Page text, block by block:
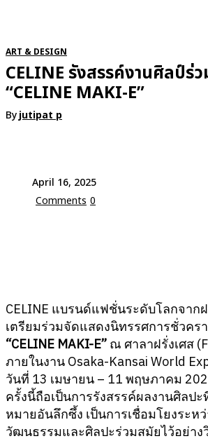
April 16, 2025
Comments 0
ART & DESIGN
CELINE รังสรรค์งานศิลป์ร่
“CELINE MAKI-E”
Byjutipat p
CELINE แบรนด์แฟชั่นระดับโลกจาก
เตรียมร่วมจัดแสดงนิทรรศการชั่วคร
“CELINE MAKI-E” ณ ศาลาฝรั่งเศส
ภายในงาน Osaka-Kansai World
วันที่ 13 เมษายน – 11 พฤษภาคม
ครั้งนี้ถือเป็นการรังสรรค์ผลงานศิลป
หมายอันลึกซึ้ง เป็นการเชื่อมโยงระห
วัฒนธรรมและศิลปะร่วมสมัยไว้อย่าง